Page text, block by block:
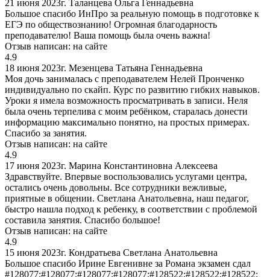
21 июня 2023г. Таланцева Ольга Геннадьевна
Большое спасибо ИнПро за реальную помощь в подготовке к
ЕГЭ по обществознанию! Огромная благодарность
преподавателю! Ваша помощь была очень важна!
Отзыв написан: на сайте
4.9
18 июня 2023г. Мезенцева Татьяна Геннадьевна
Моя дочь занималась с преподавателем Нелей Пронченко
индивидуально по скайп. Курс по развитию гибких навыков.
Уроки я имела возможность просматривать в записи. Неля
была очень терпелива с моим ребёнком, старалась донести
информацию максимально понятно, на простых примерах.
Спасибо за занятия.
Отзыв написан: на сайте
4.9
17 июня 2023г. Марина Константиновна Алексеева
Здравствуйте. Впервые воспользовались услугами центра,
остались очень довольны. Все сотрудники вежливые,
приятные в общении. Светлана Анатольевна, наш педагог,
быстро нашла подход к ребенку, в соответствии с проблемой
составила занятия. Спасибо большое!
Отзыв написан: на сайте
4.9
15 июня 2023г. Кондратьева Светлана Анатольевна
Большое спасибо Ирине Евгенивне за Романа экзамен сдал
#128077;#128077;#128077;#128077;#128522;#128522;#128522;